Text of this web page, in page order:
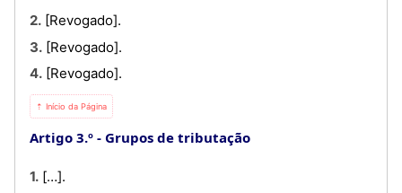
2. [Revogado].
3. [Revogado].
4. [Revogado].
⇡ Início da Página
Artigo 3.º Grupos de tributação
1. […].